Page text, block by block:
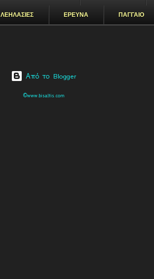
ΛΕΗΛΑΣΙΕΣ ΕΡΕΥΝΑ ΠΑΓΓΑΙΟ
Από το Blogger
©www.bisaltis.com